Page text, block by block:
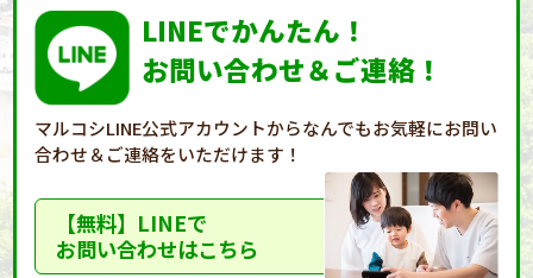
LINEでかんたん！
お問い合わせ＆ご連絡！
マルコシLINE公式アカウントからなんでもお気軽にお問い
合わせ＆ご連絡をいただけます！
【無料】LINEで
お問い合わせはこちら